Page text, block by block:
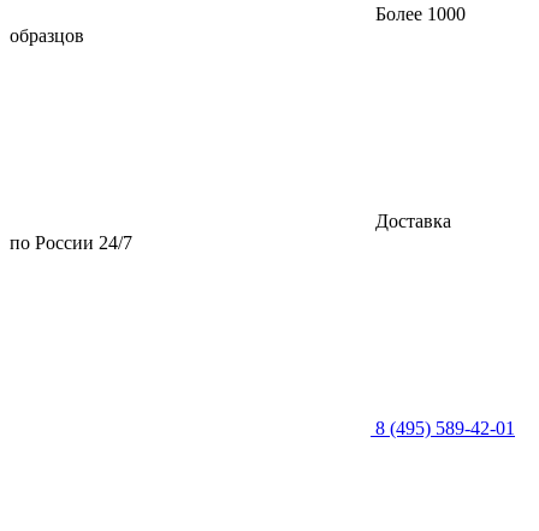
Более 1000
образцов
Доставка
по России 24/7
8 (495) 589-42-01